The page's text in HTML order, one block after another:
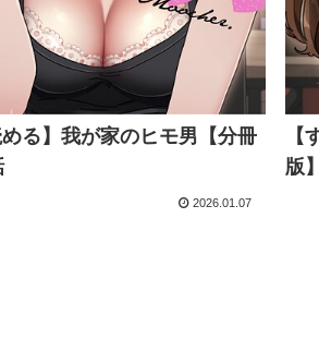
める】我が家のヒモ男【分冊
2026.01.07
【
版